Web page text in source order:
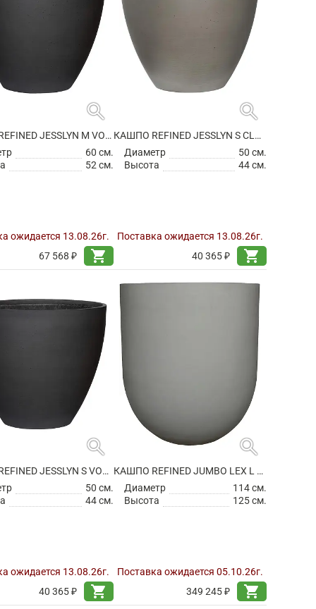
search
КАШПО REFINED JESSLYN M VOLCANO BLACK
60 см.
52 см.
ожидается 13.08.26г.
67 568 ₽
shopping_cart
search
КАШПО REFINED JESSLYN S CLOUDED GREY
Диаметр
50 см.
Высота
44 см.
Поставка ожидается 13.08.26г.
40 365 ₽
shopping_cart
search
КАШПО REFINED JESSLYN S VOLCANO BLACK
50 см.
44 см.
ожидается 13.08.26г.
40 365 ₽
shopping_cart
search
КАШПО REFINED JUMBO LEX L CLOUDED GREY
Диаметр
114 см.
Высота
125 см.
Поставка ожидается 05.10.26г.
349 245 ₽
shopping_cart